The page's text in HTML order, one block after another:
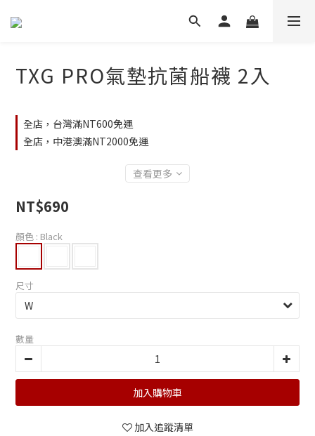
TXG PRO氣墊抗菌船襪 2入
全店，台灣滿NT600免運
全店，中港澳滿NT2000免運
查看更多
NT$690
顏色 : Black
尺寸
數量
加入購物車
加入追蹤清單